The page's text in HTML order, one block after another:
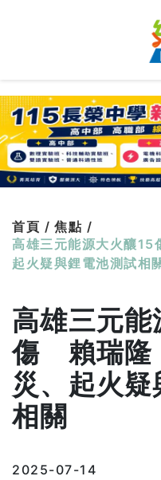
首頁 / 焦點 /
高雄三元能源大火釀15
起火疑與鋰電池測試相
高雄三元
傷 賴瑞隆
災、起火
相關
2025-07-14